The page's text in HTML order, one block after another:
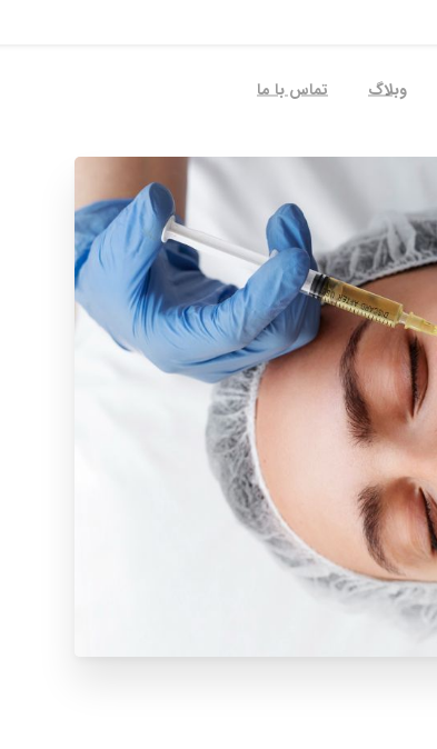
وبلاگ تماس با ما